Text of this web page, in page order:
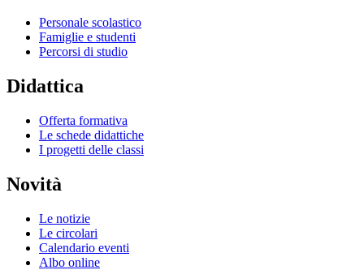
Personale scolastico
Famiglie e studenti
Percorsi di studio
Didattica
Offerta formativa
Le schede didattiche
I progetti delle classi
Novità
Le notizie
Le circolari
Calendario eventi
Albo online